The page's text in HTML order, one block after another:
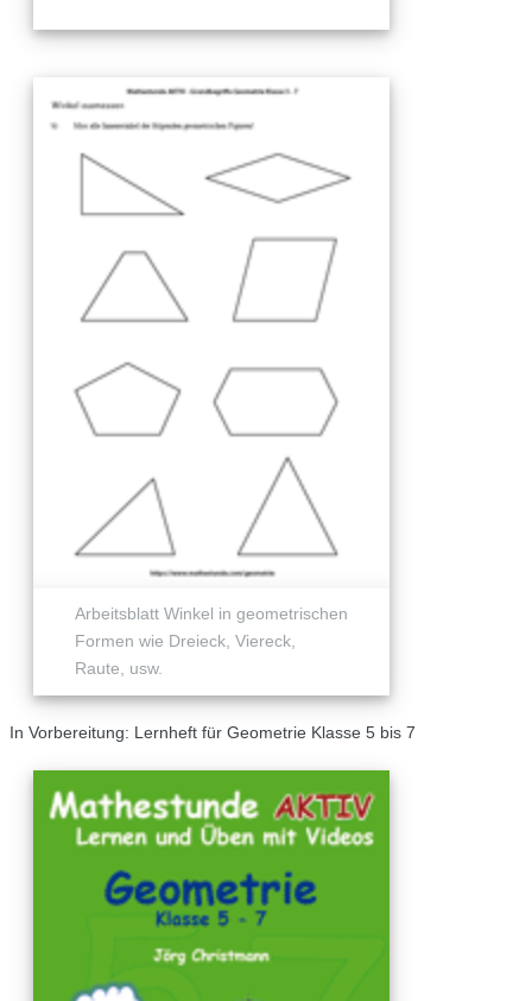
Arbeitsblatt Winkel in geometrischen
Formen wie Dreieck, Viereck,
Raute, usw.
In Vorbereitung: Lernheft für Geometrie Klasse 5 bis 7